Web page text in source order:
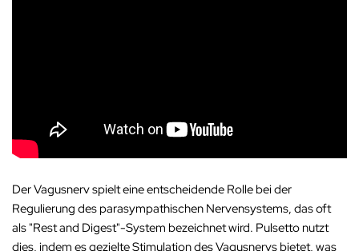
Der Vagusnerv spielt eine entscheidende Rolle bei der
Regulierung des parasympathischen Nervensystems, das oft
als "Rest and Digest"-System bezeichnet wird. Pulsetto nutzt
dies, indem es gezielte Stimulation des Vagusnervs bietet, was